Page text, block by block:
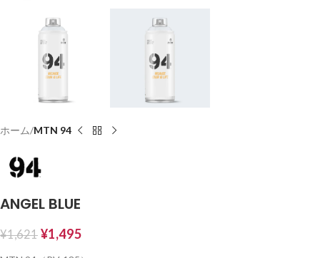
ホーム MTN 94
ANGEL BLUE
¥1,621 ¥1,495